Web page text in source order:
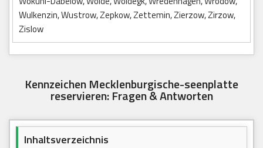
Wulkenzin, Wustrow, Zepkow, Zettemin, Zierzow, Zirzow,
Zislow
Kennzeichen Mecklenburgische-seenplatte
reservieren: Fragen & Antworten
Inhaltsverzeichnis